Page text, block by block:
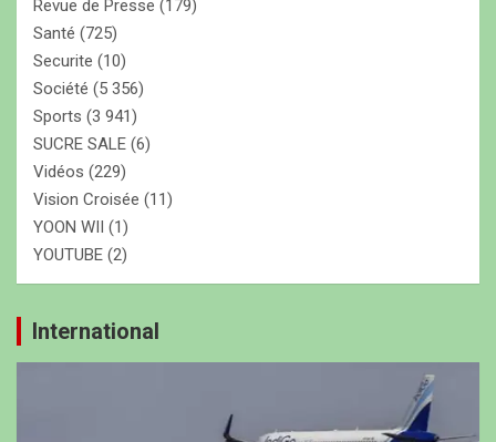
Revue de Presse (179)
Santé (725)
Securite (10)
Société (5 356)
Sports (3 941)
SUCRE SALE (6)
Vidéos (229)
Vision Croisée (11)
YOON WII (1)
YOUTUBE (2)
International